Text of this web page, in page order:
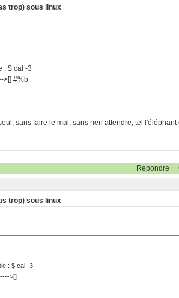
trop) sous linux
: $ cal -3
>[] #%b
sans faire le mal, sans rien attendre, tel l'éléphant
Répondre
trop) sous linux
: $ cal -3
>[]